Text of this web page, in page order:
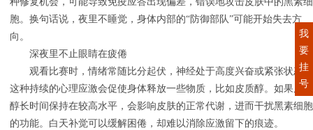
胞。换句话说，夜里不睡觉，身体内部的“防御部队”可能开始失去方
向。
深夜里不止眼睛在疲倦
观看比赛时，情绪常随比分起伏，神经处于高度兴奋或紧张状态。
这种持续的心理应激会促使身体释放一些物质，比如皮质醇。如果皮质
醇长时间保持在较高水平，会影响皮肤的正常代谢，进而干扰黑素细胞
的功能。白天补觉可以缓解困倦，却难以消除应激留下的痕迹。
我
要
挂
号